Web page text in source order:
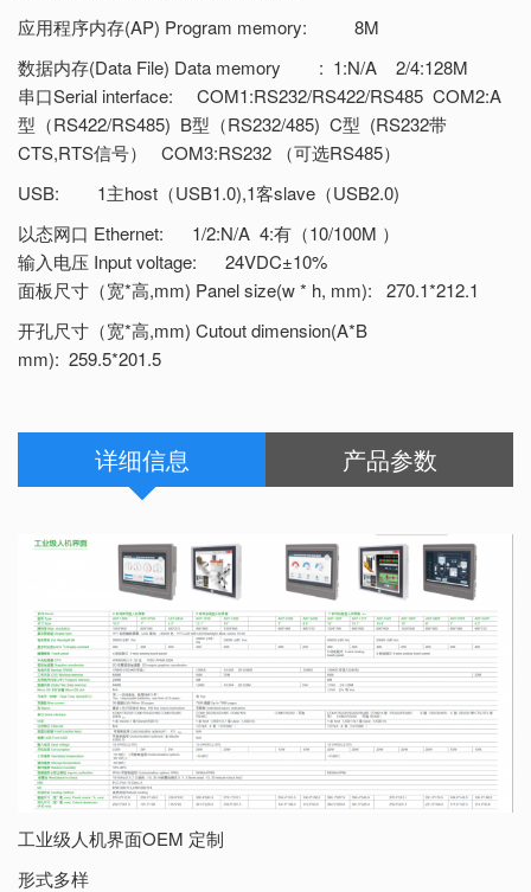
应用程序内存(AP) Program memory: 8M
数据内存(Data File) Data memory : 1:N/A 2/4:128M
串口Serial interface: COM1:RS232/RS422/RS485 COM2:A
型（RS422/RS485) B型（RS232/485) C型 (RS232带
CTS,RTS信号） COM3:RS232 （可选RS485）
USB: 1主host（USB1.0),1客slave（USB2.0)
以态网口 Ethernet: 1/2:N/A 4:有（10/100M ）
输入电压 Input voltage: 24VDC±10%
面板尺寸（宽*高,mm) Panel size(w * h, mm): 270.1*212.1
开孔尺寸（宽*高,mm) Cutout dimension(A*B
mm): 259.5*201.5
详细信息 产品参数
工业级人机界面OEM 定制
形式多样